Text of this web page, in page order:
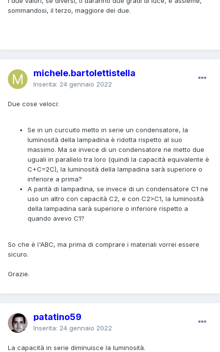
sommandosi, il terzo, maggiore dei due.
michele.bartolettistella
Inserita: 24 gennaio 2022
Due cose veloci:
Se in un curcuito metto in serie un condensatore, la
luminosità della lampadina è ridotta rispetto al suo
massimo. Ma se invece di un condensatore ne metto due
uguali in parallelo tra loro (quindi la capacità equivalente è
C+C=2C), la luminosità della lampadina sarà superiore o
inferiore a prima?
A parità di lampadina, se invece di un condensatore C1 ne
uso un altro con capacità C2, e con C2>C1, la luminosità
della lampadina sarà superiore o inferiore rispetto a
quando avevo C1?
So che è l'ABC, ma prima di comprare i materiali vorrei essere
sicuro.
Grazie.
patatino59
Inserita: 24 gennaio 2022
La capacità in serie diminuisce la luminosità.